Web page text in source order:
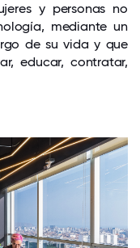
y personas no
mediante un
de su vida y que
educar, contratar,